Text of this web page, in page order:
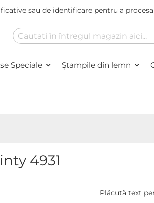
sau de identificare pentru a
Speciale Ștampile din lemn
4931
Plăcuță text